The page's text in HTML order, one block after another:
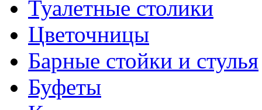
Туалетные столики
Цветочницы
Барные стойки и стулья
Буфеты